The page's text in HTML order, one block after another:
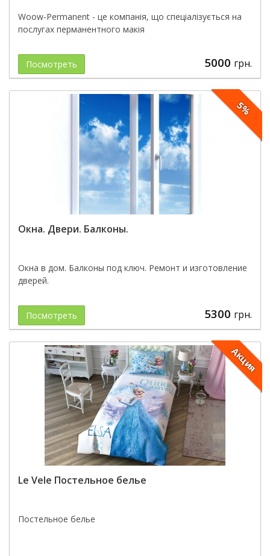
Woow-Permanent - це компанія, що спеціалізується на
послугах перманентного макія
Посмотреть 5000 грн.
5%
Окна. Двери. Балконы.
Окна в дом. Балконы под ключ. Ремонт и изготовление
дверей.
Посмотреть 5300 грн.
Акция
Le Vele Постельное белье
Постельное белье